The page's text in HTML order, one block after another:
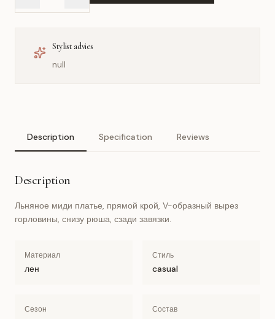
Stylist advies
null
Description Specification Reviews
Description
Льняное миди платье, прямой крой, V-образный вырез
горловины, снизу рюша, сзади завязки.
Материал
лен
Стиль
casual
Сезон Состав